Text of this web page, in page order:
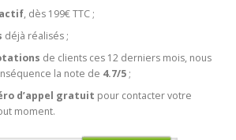
, dès 199€ TTC ;
déjà réalisés ;
de clients ces 12 derniers mois, nous
la note de 4.7/5;
d’appel gratuit pour contacter votre
moment.